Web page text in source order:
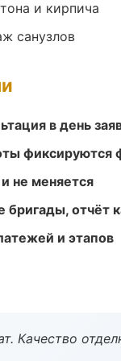
и кирпича
санузлов
в день
фиксируются
не меняется
бригады, отчёт
и этапов
Качество